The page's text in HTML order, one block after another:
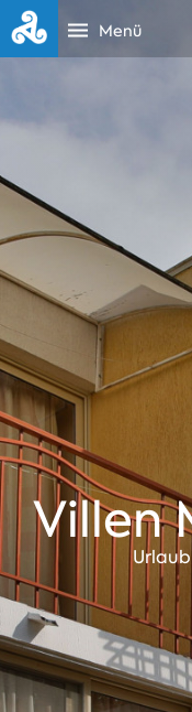
Menü
Villen